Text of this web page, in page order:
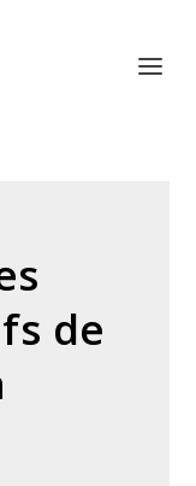
de